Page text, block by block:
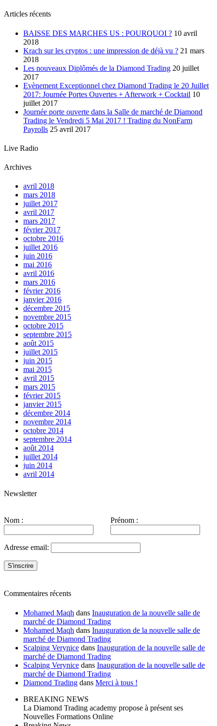
Articles récents
BAISSE DES MARCHES US : POURQUOI ? 10 avril
2018
Krach sur les cryptos : une impression de déjà vu ? 21 mars
2018
Les nouveaux Diplômés de la Diamond Trading 20 juillet
2017
Evènement Exceptionnel chez Diamond Trading le 20 Juillet
2017: Journée Portes Ouvertes + Afterwork + Cocktail 10
juillet 2017
Journée porte ouverte dans la Salle de marché de Diamond
Trading le Vendredi 5 Mai 2017 ! Trading du NonFarm
Payrolls 25 avril 2017
Live Radio
Archives
avril 2018
mars 2018
juillet 2017
avril 2017
mars 2017
février 2017
octobre 2016
juillet 2016
juin 2016
mai 2016
avril 2016
mars 2016
février 2016
janvier 2016
décembre 2015
novembre 2015
octobre 2015
septembre 2015
août 2015
juillet 2015
juin 2015
mai 2015
avril 2015
mars 2015
février 2015
janvier 2015
décembre 2014
novembre 2014
octobre 2014
septembre 2014
août 2014
juillet 2014
juin 2014
avril 2014
Newsletter
Nom : Prénom :
Adresse email:
Commentaires récents
Mohamed Maqh dans Inauguration de la nouvelle salle de
marché de Diamond Trading
Mohamed Maqh dans Inauguration de la nouvelle salle de
marché de Diamond Trading
Scalping Verynice dans Inauguration de la nouvelle salle de
marché de Diamond Trading
Scalping Verynice dans Inauguration de la nouvelle salle de
marché de Diamond Trading
Diamond Trading dans Merci à tous !
BREAKING NEWS
La Diamond Trading academy propose à présent ses
Nouvelles Formations Online